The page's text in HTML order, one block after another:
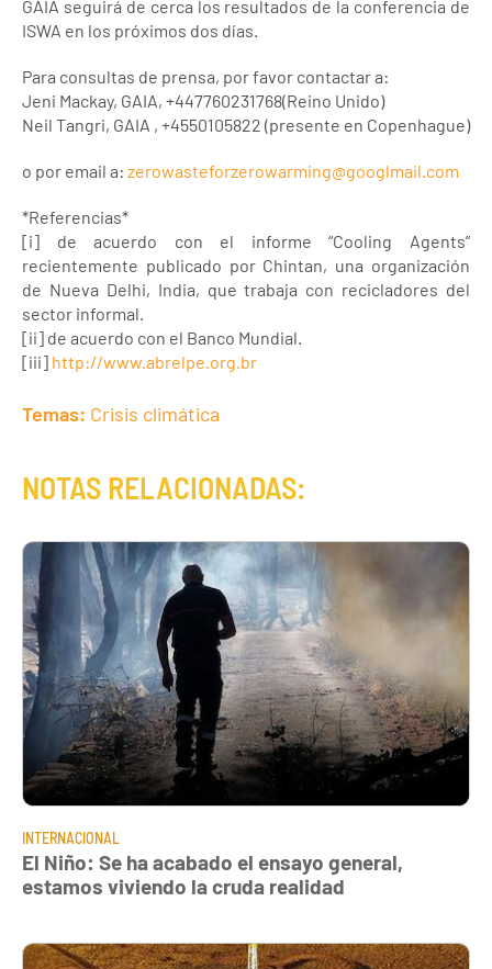
GAIA seguirá de cerca los resultados de la conferencia de
ISWA en los próximos dos días.
Para consultas de prensa, por favor contactar a:
Jeni Mackay, GAIA, +447760231768(Reino Unido)
Neil Tangri, GAIA , +4550105822 (presente en Copenhague)
o por email a: zerowasteforzerowarming@googlmail.com
*Referencias*
[i] de acuerdo con el informe “Cooling Agents”
recientemente publicado por Chintan, una organización
de Nueva Delhi, India, que trabaja con recicladores del
sector informal.
[ii] de acuerdo con el Banco Mundial.
[iii] http://www.abrelpe.org.br
Temas: Crisis climática
NOTAS RELACIONADAS:
INTERNACIONAL
El Niño: Se ha acabado el ensayo general,
estamos viviendo la cruda realidad